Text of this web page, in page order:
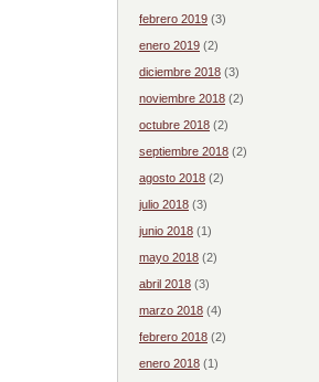
febrero 2019 (3)
enero 2019 (2)
diciembre 2018 (3)
noviembre 2018 (2)
octubre 2018 (2)
septiembre 2018 (2)
agosto 2018 (2)
julio 2018 (3)
junio 2018 (1)
mayo 2018 (2)
abril 2018 (3)
marzo 2018 (4)
febrero 2018 (2)
enero 2018 (1)